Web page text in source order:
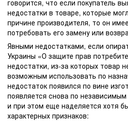
говорится, что если покупатель
недостатки в товаре, которые
причине производителя, то он
потребовать его замену или
Явными недостатками, если
Украины «О защите прав
недостатки, из-за которых товар
возможным использовать по
недостаток появился по вине
появляется снова по
и при этом еще наделяется хотя
характерных признаков: